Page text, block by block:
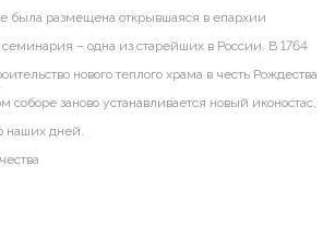
была размещена открывшаяся в епархии
семинария – одна из старейших в России. В 1764
нового теплого храма в честь Рождества
соборе заново устанавливается новый иконостас,
наших дней.